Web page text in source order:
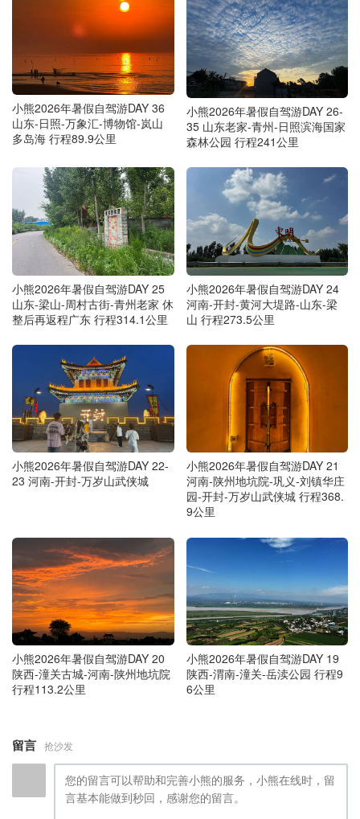
小熊2026年暑假自驾游DAY 36
山东-日照-万象汇-博物馆-岚山
多岛海 行程89.9公里
小熊2026年暑假自驾游DAY 26-
35 山东老家-青州-日照滨海国家
森林公园 行程241公里
小熊2026年暑假自驾游DAY 25
山东-梁山-周村古街-青州老家 休
整后再返程广东 行程314.1公里
小熊2026年暑假自驾游DAY 24
河南-开封-黄河大堤路-山东-梁
山 行程273.5公里
小熊2026年暑假自驾游DAY 22-
23 河南-开封-万岁山武侠城
小熊2026年暑假自驾游DAY 21
河南-陕州地坑院-巩义-刘镇华庄
园-开封-万岁山武侠城 行程368.
9公里
小熊2026年暑假自驾游DAY 20
陕西-潼关古城-河南-陕州地坑院
行程113.2公里
小熊2026年暑假自驾游DAY 19
陕西-渭南-潼关-岳渎公园 行程9
6公里
留言 抢沙发